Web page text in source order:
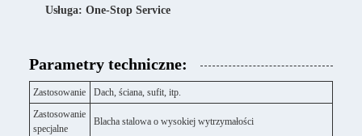
Usługa: One-Stop Service
Parametry techniczne:
Zastosowanie
Dach, ściana, sufit, itp.
Zastosowanie
specjalne
Blacha stalowa o wysokiej wytrzymałości